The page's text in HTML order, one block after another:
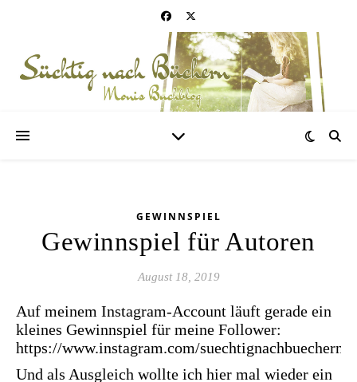
GEWINNSPIEL
Gewinnspiel für Autoren
August 18, 2019
Auf meinem Instagram-Account läuft gerade ein
kleines Gewinnspiel für meine Follower:
https://www.instagram.com/suechtignachbuechern/
Und als Ausgleich wollte ich hier mal wieder ein